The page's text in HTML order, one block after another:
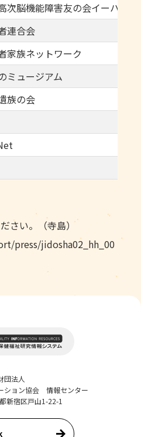
次脳機能障害友の会イーハトー
連合会
家族ネットワーク
ミュージアム
族の会
さい。（寺島）
press/jidosha02_hh_00
団法人
ション協会 情報センター
新宿区戸山1-22-1